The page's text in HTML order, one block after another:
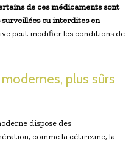
de ces médicaments sont
ou interdites en
peut modifier les conditions de
plus sûrs
dispose des
comme la cétirizine, la